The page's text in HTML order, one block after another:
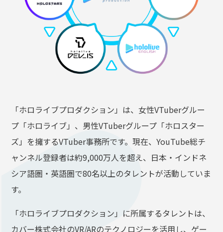
会社概要
プライバシーポリシー
未成年の方々へのお願い
二次創作ガイドライン
「ホロライブプロダクション」は、女性VTuberグルー
プ「ホロライブ」、男性VTuberグループ「ホロスター
ズ」を擁するVTuber事務所です。現在、YouTube総チ
ャンネル登録者は約9,000万人を超え、日本・インドネ
シア語圏・英語圏で80名以上のタレントが活動していま
す。
「ホロライブプロダクション」に所属するタレントは、
カバー株式会社のVR/ARのテクノロジーを活用し、ゲー